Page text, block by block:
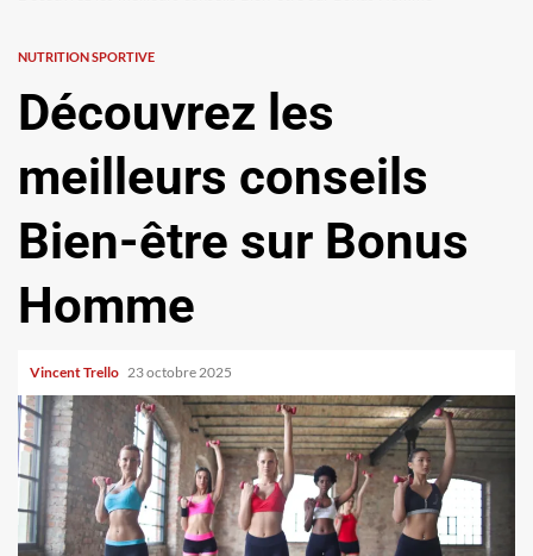
NUTRITION SPORTIVE
Découvrez les
meilleurs conseils
Bien-être sur Bonus
Homme
Vincent Trello 23 octobre 2025